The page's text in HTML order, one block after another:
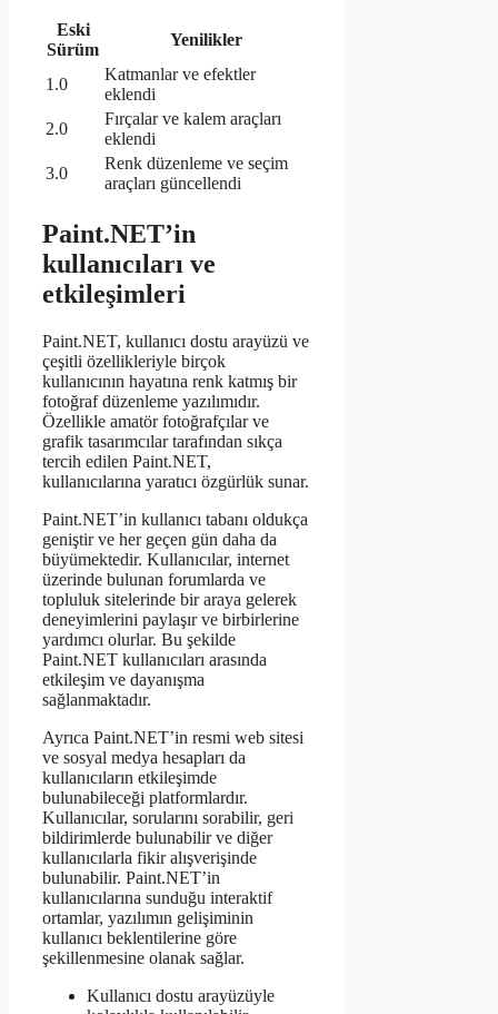
Eski
Sürüm
Yenilikler
1.0
Katmanlar ve efektler
eklendi
2.0
Fırçalar ve kalem araçları
eklendi
3.0
Renk düzenleme ve seçim
araçları güncellendi
Paint.NET’in
kullanıcıları ve
etkileşimleri
Paint.NET, kullanıcı dostu arayüzü ve
çeşitli özellikleriyle birçok
kullanıcının hayatına renk katmış bir
fotoğraf düzenleme yazılımıdır.
Özellikle amatör fotoğrafçılar ve
grafik tasarımcılar tarafından sıkça
tercih edilen Paint.NET,
kullanıcılarına yaratıcı özgürlük sunar.
Paint.NET’in kullanıcı tabanı oldukça
geniştir ve her geçen gün daha da
büyümektedir. Kullanıcılar, internet
üzerinde bulunan forumlarda ve
topluluk sitelerinde bir araya gelerek
deneyimlerini paylaşır ve birbirlerine
yardımcı olurlar. Bu şekilde
Paint.NET kullanıcıları arasında
etkileşim ve dayanışma
sağlanmaktadır.
Ayrıca Paint.NET’in resmi web sitesi
ve sosyal medya hesapları da
kullanıcıların etkileşimde
bulunabileceği platformlardır.
Kullanıcılar, sorularını sorabilir, geri
bildirimlerde bulunabilir ve diğer
kullanıcılarla fikir alışverişinde
bulunabilir. Paint.NET’in
kullanıcılarına sunduğu interaktif
ortamlar, yazılımın gelişiminin
kullanıcı beklentilerine göre
şekillenmesine olanak sağlar.
Kullanıcı dostu arayüzüyle